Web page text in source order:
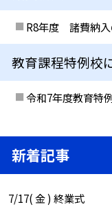
R8年度 諸費納入
教育課程特例校
令和7年度教育特
新着記事
7/17( 金 ) 終業式